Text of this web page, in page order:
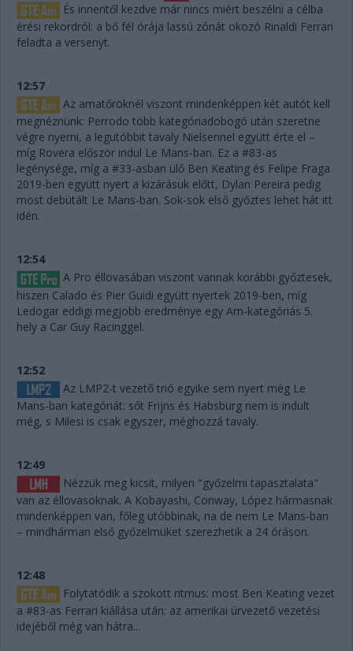
És innentől kezdve már nincs miért beszélni a célba
érési rekordról: a bő fél órája lassú zónát okozó Rinaldi Ferrari
feladta a versenyt.
12:57
Az amatőröknél viszont mindenképpen két autót kell
megnéznünk: Perrodo több kategóriadobogó után szeretne
végre nyerni, a legutóbbit tavaly Nielsennel együtt érte el –
míg Rovera először indul Le Mans-ban. Ez a #83-as
legénysége, míg a #33-asban ülő Ben Keating és Felipe Fraga
2019-ben együtt nyert a kizárásuk előtt, Dylan Pereira pedig
most debütált Le Mans-ban. Sok-sok első győztes lehet hát itt
idén.
12:54
A Pro éllovasában viszont vannak korábbi győztesek,
hiszen Calado és Pier Guidi együtt nyertek 2019-ben, míg
Ledogar eddigi megjobb eredménye egy Am-kategóriás 5.
hely a Car Guy Racinggel.
12:52
Az LMP2-t vezető trió egyike sem nyert még Le
Mans-ban kategóriát: sőt Frijns és Habsburg nem is indult
még, s Milesi is csak egyszer, méghozzá tavaly.
12:49
Nézzük meg kicsit, milyen "győzelmi tapasztalata"
van az éllovasoknak. A Kobayashi, Conway, López hármasnak
mindenképpen van, főleg utóbbinak, na de nem Le Mans-ban
– mindhárman első győzelmüket szerezhetik a 24 óráson.
12:48
Folytatódik a szokott ritmus: most Ben Keating vezet
a #83-as Ferrari kiállása után: az amerikai úrvezető vezetési
idejéből még van hátra...